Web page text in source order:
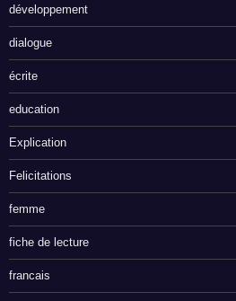
développement
dialogue
écrite
education
Explication
Felicitations
femme
fiche de lecture
francais